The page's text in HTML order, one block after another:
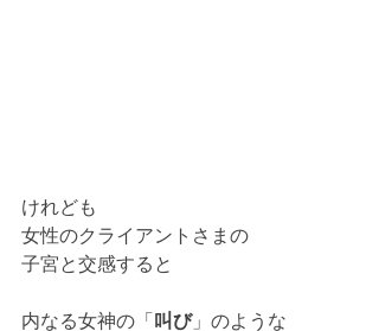
けれども
女性のクライアントさまの
子宮と交感すると
内なる女神の「 叫び」のような